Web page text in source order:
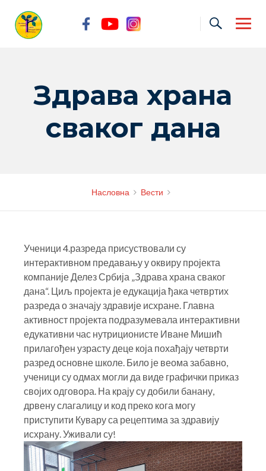
content
Здрава храна
сваког дана
Насловна Вести
Ученици 4.разреда присуствовали су
интерактивном предавању у оквиру пројекта
компаније Делез Србија „Здрава храна сваког
дана“. Циљ пројекта је едукација ђака четвртих
разреда о значају здравије исхране. Главна
активност пројекта подразумевала интерактивни
едукативни час нутриционисте Иване Мишић
прилагођен узрасту деце која похађају четврти
разред основне школе. Било је веома забавно,
ученици су одмах могли да виде графички приказ
својих одговора. На крају су добили банану,
дрвену слагалицу и код преко кога могу
приступити Кувару са рецептима за здравију
исхрану. Уживали су!